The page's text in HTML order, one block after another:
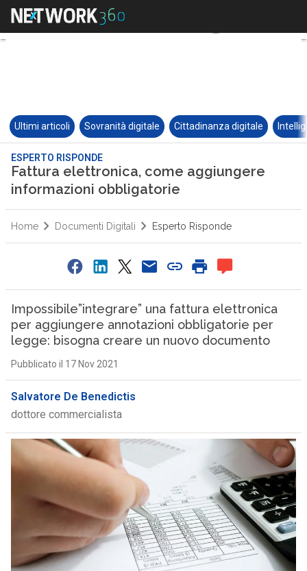
Ultimi articoli Sovranità digitale Cittadinanza digitale
ESPERTO RISPONDE
Fattura elettronica, come aggiungere
informazioni obbligatorie
Home Documenti Digitali Esperto Risponde
Impossibile”integrare” una fattura elettronica
per aggiungere annotazioni obbligatorie per
legge: bisogna creare un nuovo documento
Pubblicato il 17 Nov 2021
Salvatore De Benedictis
dottore commercialista